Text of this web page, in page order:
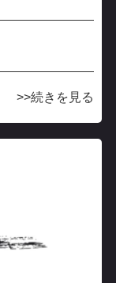
続きを見る